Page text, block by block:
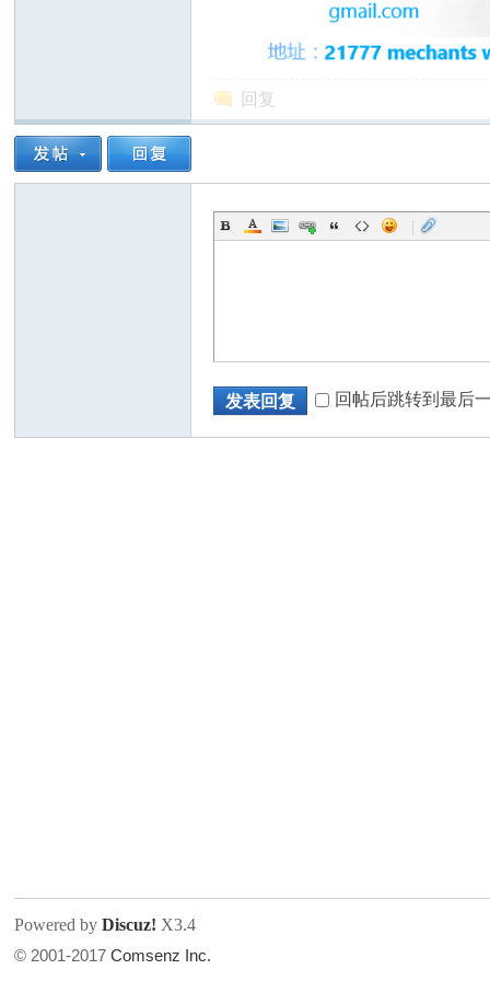
州
回复
|
发表回复 回帖后跳转到最后
Powered byDiscuz! X3.4
© 2001-2017Comsenz Inc.